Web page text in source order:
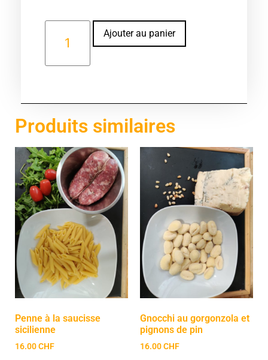
Ajouter au panier
Produits similaires
Penne à la saucisse
sicilienne
16.00CHF
Gnocchi au gorgonzola et
pignons de pin
16.00CHF